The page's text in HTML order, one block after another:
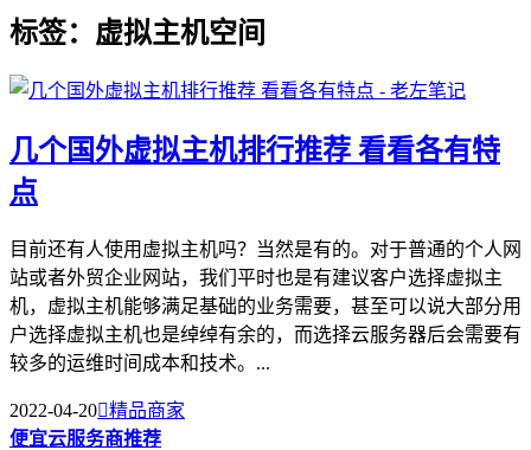
标签：虚拟主机空间
几个国外虚拟主机排行推荐 看看各有特
点
目前还有人使用虚拟主机吗？当然是有的。对于普通的个人网
站或者外贸企业网站，我们平时也是有建议客户选择虚拟主
机，虚拟主机能够满足基础的业务需要，甚至可以说大部分用
户选择虚拟主机也是绰绰有余的，而选择云服务器后会需要有
较多的运维时间成本和技术。...
2022-04-20精品商家
便宜云服务商推荐